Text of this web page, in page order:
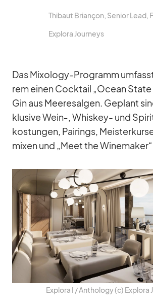
Thibaut Brian­çon, Se­nior Lead,
Ex­plora Jour­neys
Das Mixology-Pro­gramm
rem ei­nen Cock­tail „Ocean State
Gin aus Mee­res­al­gen. Ge­plant
klu­sive Wein‑, Whis­key- und
kos­tun­gen, Pai­rings,
mi­xen und „Meet the
Ex­plora I /​ An­tho­logy (c) Ex­plora